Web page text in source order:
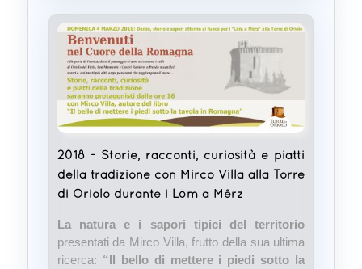
2018 - Storie, racconti, curiosità e piatti
della tradizione con Mirco Villa alla Torre
di Oriolo durante i Lòm a Mêrz
La natura e i sapori tipici del territorio
presentati da Mirco Villa, frutto della sua ultima
ricerca: “Il bello di mettere i piedi sotto la